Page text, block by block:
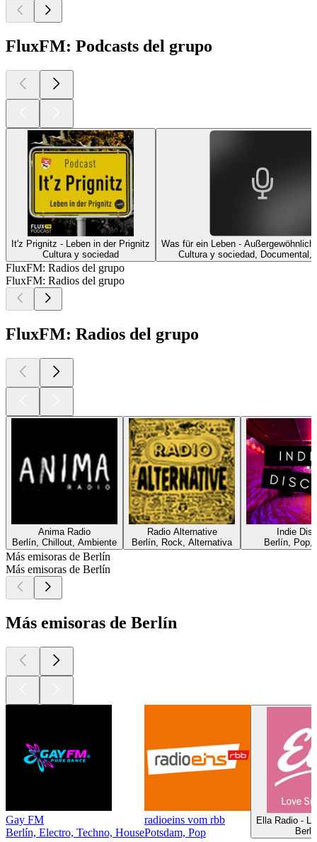
FluxFM: Podcasts del grupo
It'z Prignitz - Leben in der Prignitz
Cultura y sociedad
Was für ein Leben -
Cultura y sociedad, Documental,
FluxFM: Radios del grupo
FluxFM: Radios del grupo
FluxFM: Radios del grupo
Anima Radio
Berlín, Chillout, Ambiente
Radio Alternative
Berlín, Rock, Alternativa
Indie
Berlín, Pop,
Más emisoras de Berlín
Más emisoras de Berlín
Más emisoras de Berlín
Gay FM
Berlín, Electro, Techno, House
radioeins vom rbb
Potsdam, Pop
Ella Radio -